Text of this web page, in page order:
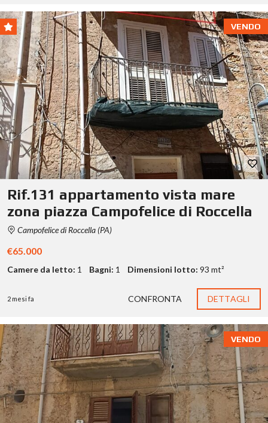
VENDO
Rif.131 appartamento vista mare
zona piazza Campofelice di Roccella
Campofelice di Roccella (PA)
€65.000
Camere da letto: 1 Bagni: 1 Dimensioni lotto: 93 mt²
2 mesi fa CONFRONTA DETTAGLI
VENDO